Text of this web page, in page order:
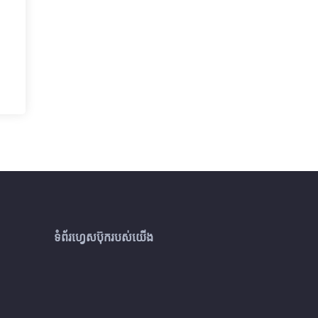
ទំព័រហ្វេសប៊ុករបស់យើង